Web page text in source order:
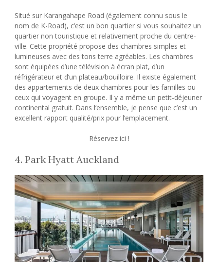
Situé sur Karangahape Road (également connu sous le
nom de K-Road), c’est un bon quartier si vous souhaitez un
quartier non touristique et relativement proche du centre-
ville. Cette propriété propose des chambres simples et
lumineuses avec des tons terre agréables. Les chambres
sont équipées d’une télévision à écran plat, d’un
réfrigérateur et d’un plateau/bouilloire. Il existe également
des appartements de deux chambres pour les familles ou
ceux qui voyagent en groupe. Il y a même un petit-déjeuner
continental gratuit. Dans l’ensemble, je pense que c’est un
excellent rapport qualité/prix pour l’emplacement.
Réservez ici !
4. Park Hyatt Auckland